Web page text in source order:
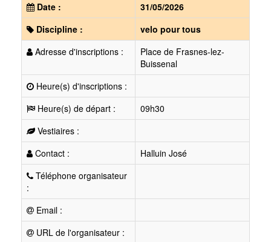
Date :
31/05/2026
Discipline :
velo pour tous
Adresse d'inscriptions :
Place de Frasnes-lez-
Buissenal
Heure(s) d'inscriptions :
Heure(s) de départ :
09h30
Vestiaires :
Contact :
Halluin José
Téléphone organisateur
:
Email :
URL de l'organisateur :